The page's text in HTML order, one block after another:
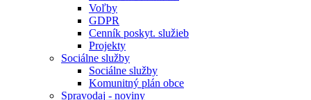
Voľby
GDPR
Cenník poskyt. služieb
Projekty
Sociálne služby
Sociálne služby
Komunitný plán obce
Spravodaj - noviny